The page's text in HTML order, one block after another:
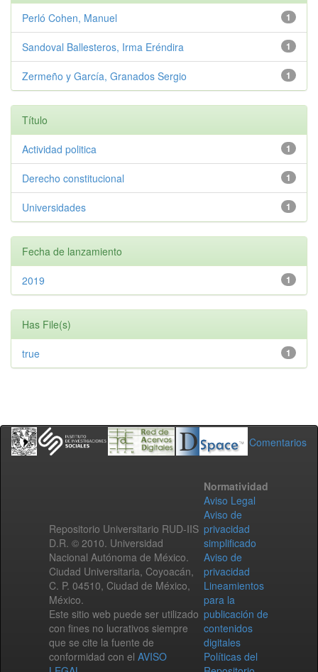
1
Perló Cohen, Manuel
1
Sandoval Ballesteros, Irma Eréndira
1
Zermeño y García, Granados Sergio
Título
1
Actividad politica
1
Derecho constitucional
1
Universidades
Fecha de lanzamiento
1
2019
Has File(s)
1
true
Comentarios
Repositorio Universitario RUD-IIS
D.R. © 2010. Universidad
Nacional Autónoma de México.
Ciudad Universitaria, Coyoacán,
C. P. 04510, Ciudad de México,
México.
Este sitio web puede ser utilizado
con fines no lucrativos siempre
que se cite la fuente de
conformidad con el AVISO
Normatividad
Aviso Legal
Aviso de
privacidad
simplificado
Aviso de
privacidad
Lineamientos
para la
publicación de
contenidos
digitales
Políticas del